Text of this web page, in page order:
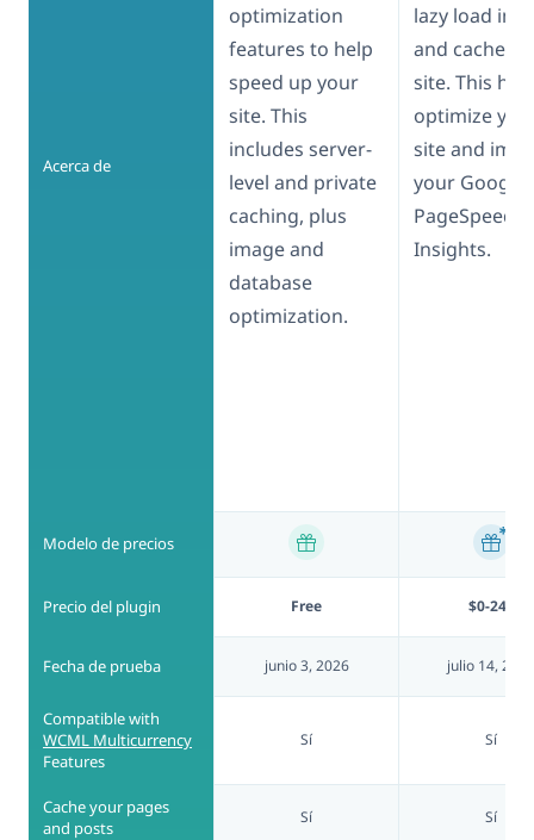
Acerca de
optimization
features to help
speed up your
site. This
includes server-
level and private
caching, plus
image and
database
optimization.
lazy load
and cache
site. This
optimize
site and
your Google
PageSpeed
Insights.
Modelo de precios
Precio del plugin Free $0-240
Fecha de prueba junio 3, 2026 julio 14, 2026
Compatible with
WCML Multicurrency
Features
Sí Sí
Cache your pages
and posts
Sí Sí